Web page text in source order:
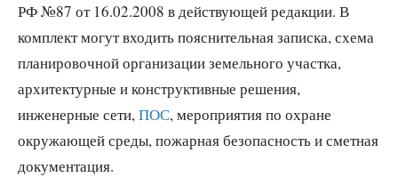
РФ №87 от 16.02.2008 в действующей редакции. В
комплект могут входить пояснительная записка, схема
планировочной организации земельного участка,
архитектурные и конструктивные решения,
инженерные сети,ПОС, мероприятия по охране
окружающей среды, пожарная безопасность и сметная
документация.